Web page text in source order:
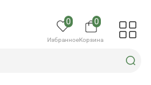
0
Избранное
0
Корзина